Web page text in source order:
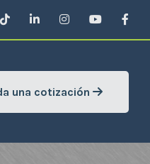
una cotización